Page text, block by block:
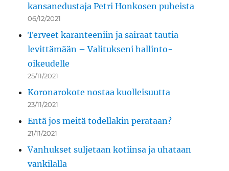
kansanedustaja Petri Honkosen puheista
06/12/2021
Terveet karanteeniin ja sairaat tautia
levittämään – Valitukseni hallinto-
oikeudelle
25/11/2021
Koronarokote nostaa kuolleisuutta
23/11/2021
Entä jos meitä todellakin perataan?
21/11/2021
Vanhukset suljetaan kotiinsa ja uhataan
vankilalla